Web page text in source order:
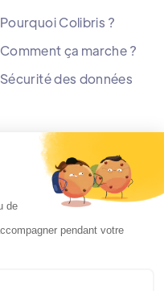
Pourquoi Colibris ?
Comment ça marche ?
Sécurité des données